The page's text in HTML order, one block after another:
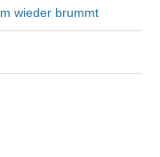
wieder brummt